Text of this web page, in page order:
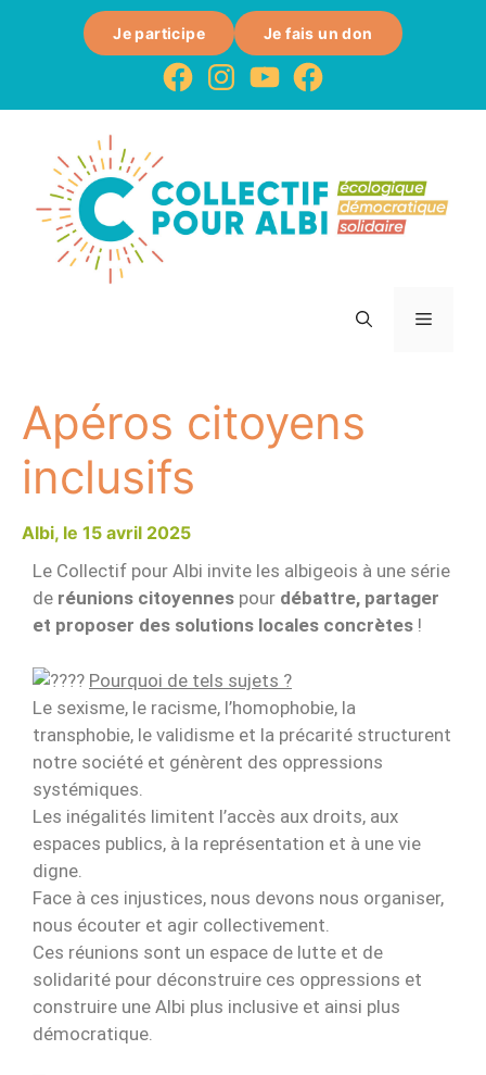
Je participe Je fais un don
Apéros citoyens
inclusifs
15 avril 2025
Le Collectif pour Albi invite les albigeois à une série
de réunions citoyennes pour débattre, partager
et proposer des solutions locales concrètes !
Pourquoi de tels sujets ?
Le sexisme, le racisme, l’homophobie, la
transphobie, le validisme et la précarité structurent
notre société et génèrent des oppressions
systémiques.
Les inégalités limitent l’accès aux droits, aux
espaces publics, à la représentation et à une vie
digne.
Face à ces injustices, nous devons nous organiser,
nous écouter et agir collectivement.
Ces réunions sont un espace de lutte et de
solidarité pour déconstruire ces oppressions et
construire une Albi plus inclusive et ainsi plus
démocratique.